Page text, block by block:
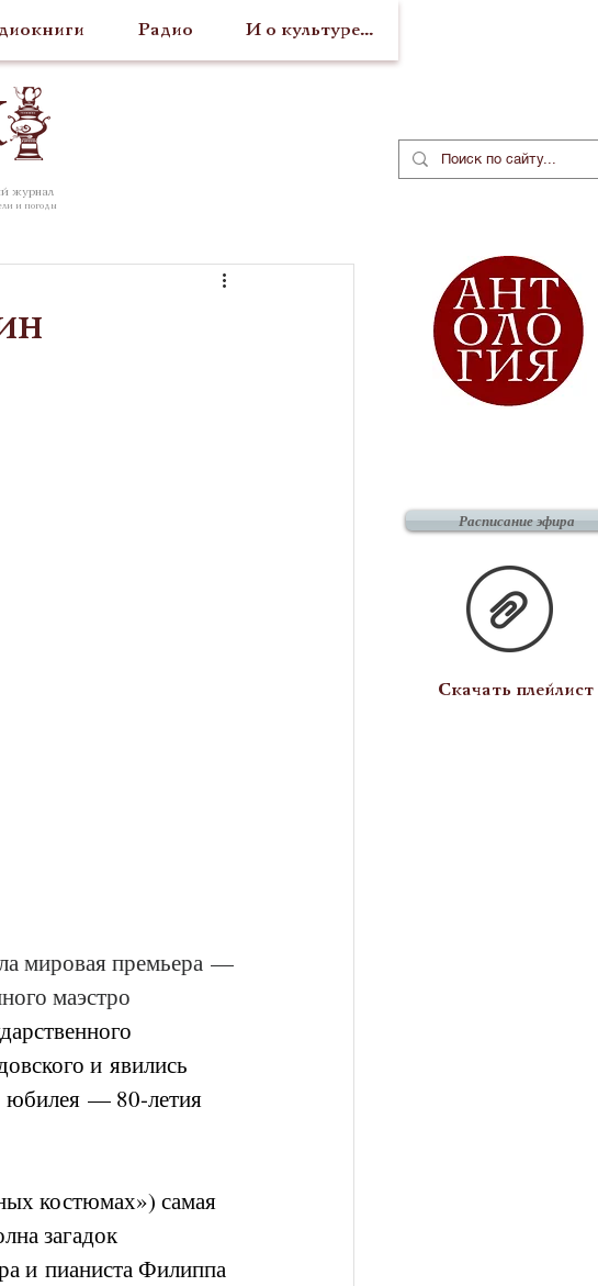
Радио И о культуре...
журнал
и погоды
мировая премьера —
маэстро
и явились
юбилея — 80-летия
костюмах») самая
загадок
и пианиста Филиппа
Расписание эфира
Скачать плейлист